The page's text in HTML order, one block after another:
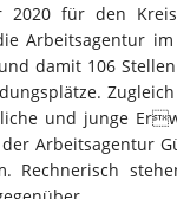
2020 für den
Arbeitsagentur
damit 106
und junge
Arbeitsagentur
Rechnerisch